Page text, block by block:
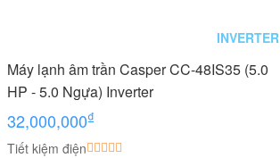
INVERTER
Máy lạnh âm trần Casper CC-48IS35 (5.0
HP - 5.0 Ngựa) Inverter
32,000,000₫
Tiết kiệm điện